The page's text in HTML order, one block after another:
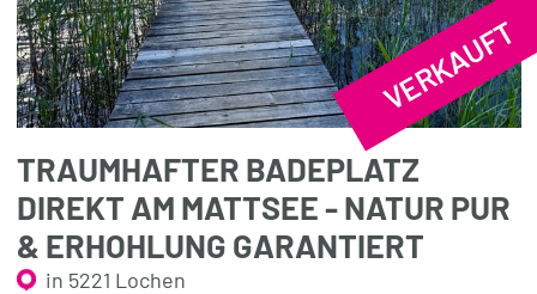
VERKAUFT
TRAUMHAFTER BADEPLATZ
DIREKT AM MATTSEE - NATUR PUR
& ERHOHLUNG GARANTIERT
in 5221 Lochen